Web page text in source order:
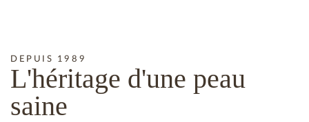
DEPUIS 1989
L'héritage d'une peau
saine